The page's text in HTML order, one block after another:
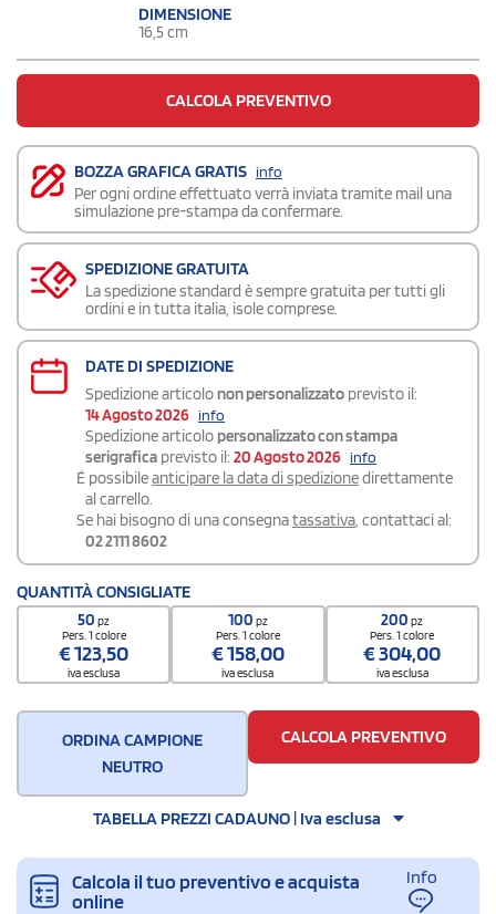
DIMENSIONE
16,5 cm
CALCOLA PREVENTIVO
BOZZA GRAFICA GRATIS info
Per ogni ordine effettuato verrà inviata tramite mail una
simulazione pre-stampa da confermare.
SPEDIZIONE GRATUITA
La spedizione standard è sempre gratuita per tutti gli
ordini e in tutta italia, isole comprese.
DATE DI SPEDIZIONE
Spedizione articolo non personalizzato previsto il:
14 Agosto 2026 info
Spedizione articolo personalizzato con stampa
serigrafica previsto il: 20 Agosto 2026 info
É possibileanticipare la data di spedizionedirettamente
al carrello.
Se hai bisogno di una consegnatassativa, contattaci al:
02 2111 8602
QUANTITÀ CONSIGLIATE
50pz
Pers. 1 colore
€123,50
iva esclusa
100 pz
Pers. 1 colore
€158,00
iva esclusa
200pz
Pers. 1 colore
€304,00
iva esclusa
ORDINA CAMPIONE
NEUTRO
CALCOLA PREVENTIVO
TABELLA PREZZI CADAUNO | Iva esclusa
Calcola il tuo preventivo e acquista
online
Info